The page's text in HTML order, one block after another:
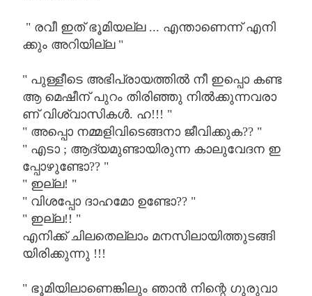
" രവീ ഇത് ഭൂമിയല്ല ... എന്താണെന്ന് എനി
ക്കും അറിയില്ല"
" പുള്ളീടെ അഭിപ്രായത്തിൽ നീ ഇപ്പൊ കണ്ട
ആ മെഷീന് പുറം തിരിഞ്ഞു നിൽക്കുന്നവരാ
ണ് വിശ്വാസികൾ. ഹ!!! "
" അപ്പൊ നമ്മളിവിടെങ്ങനാ ജീവിക്കുക?? "
" എടാ ; ആദ്യമുണ്ടായിരുന്ന കാലുവേദന ഇ
പ്പോഴുണ്ടോ?? "
" ഇല്ല! "
" വിശപ്പോ ദാഹമോ ഉണ്ടോ?? "
" ഇല്ല!! "
എനിക്ക് ചിലതെല്ലാം മനസിലായിത്തുടങ്ങി
യിരിക്കുന്നു !!!
" ഭൂമിയിലാണെങ്കിലും ഞാൻ നിന്റെ ഗുരുവാ